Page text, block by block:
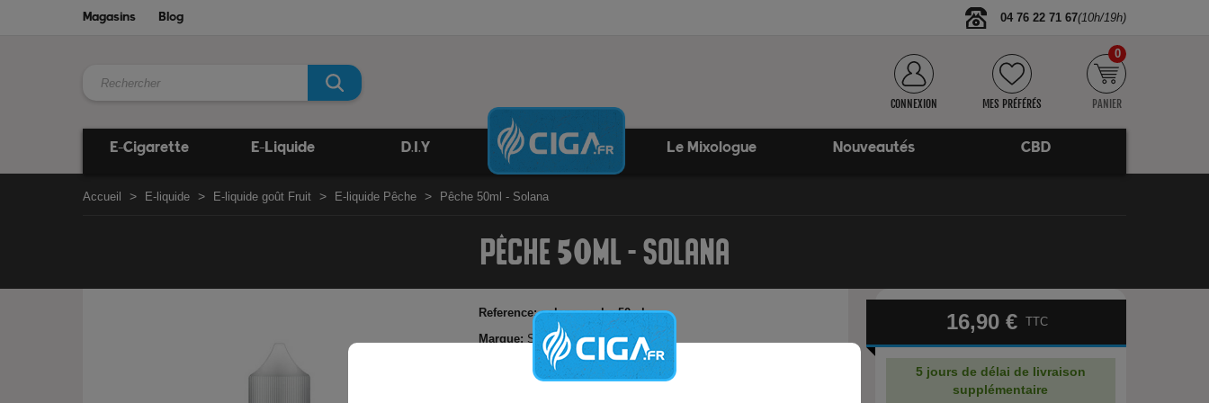
Magasins Blog 04 76 22 71 67(10h/19h)
CONNEXION MES PRÉFÉRÉS PANIER
0
E-Cigarette E-Liquide D.I.Y Le Mixologue Nouveautés CBD
Accueil E-liquide E-liquide goût Fruit E-liquide Pêche Pêche 50ml - Solana
PÊCHE 50ML - SOLANA
Reference: solana-peche-50ml
Marque: Solana
Retrouvez le goût unique de la pêche
Possibilité d'ajouter booster de nicotine
16,90 € TTC
5 jours de délai de livraison
supplémentaire